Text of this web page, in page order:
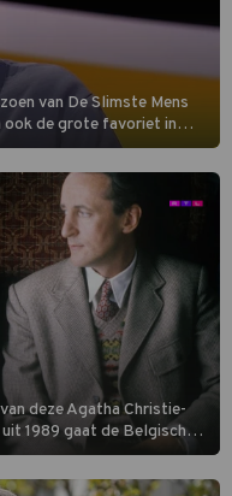
van De Slimste Mens
ook de grote favoriet in
inbreng, want komiek
jurytafel.
deze Agatha Christie-
1989 gaat de Belgische
Poirot raakt al snel